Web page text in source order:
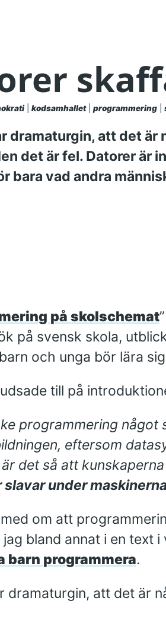
kodsamhallet| programmering
dramaturgin, att det är
det är fel. Datorer är
bara vad andra
på skolschemat
på svensk skola,
och unga bör lära
till på
programmering något
eftersom
är det så att
slavar under
om att
bland annat i en text i
barn programmera.
dramaturgin, att det är